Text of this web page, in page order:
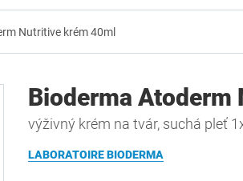
Nutritive krém 40ml
Bioderma Atoderm
výživný krém na tvár, suchá pleť
LABORATOIRE BIODERMA